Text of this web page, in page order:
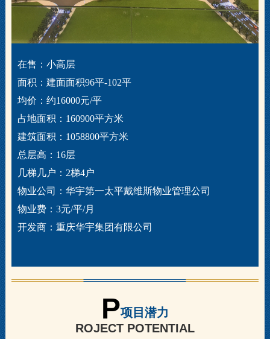
在售：小高层
面积：建面面积96平-102平
均价：约16000元/平
占地面积：160900平方米
建筑面积：1058800平方米
总层高：16层
几梯几户：2梯4户
物业公司：华宇第一太平戴维斯物业管理公司
物业费：3元/平/月
开发商：重庆华宇集团有限公司
P项目潜力
ROJECT POTENTIAL